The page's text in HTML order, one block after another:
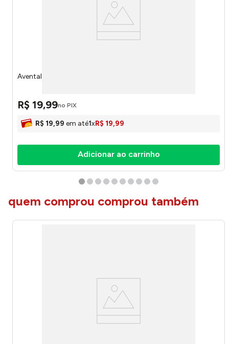
Avental Infantil Princesas Peva Ref.5449 Dac
R$ 19,99no PIX
R$ 19,99 em até1xR$ 19,99
Adicionar ao carrinho
quem comprou comprou também